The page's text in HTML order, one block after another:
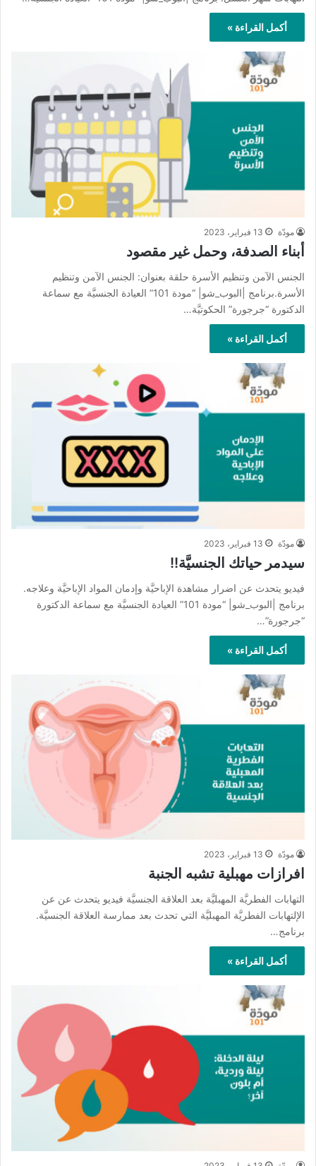
أكمل القراءة »
مودّة 13 فبراير، 2023
أبناء الصدفة، وحمل غير مقصود
الجنس الآمن وتنظيم الأسرة حلقة بعنوان: الجنس الآمن وتنظيم
الأسرة.برنامج |البوب_شو| “مودة 101” العيادة الجنسيَّة مع سماعة
الدكتورة “جرجورة” الحكوتيَّة…
أكمل القراءة »
مودّة 13 فبراير، 2023
سيدمر حياتك الجنسيَّة!!
فيديو يتحدث عن اضرار مشاهدة الإباحيَّة وإدمان المواد الإباحيَّة وعلاجه.
برنامج |البوب_شو| “مودة 101” العيادة الجنسيَّة مع سماعة الدكتورة
“جرجورة”…
أكمل القراءة »
مودّة 13 فبراير، 2023
افرازات مهبلية تشبه الجنبة
التهابات الفطريَّة المهبليَّة بعد العلاقة الجنسيَّة فيديو يتحدث عن عن
الإلتهابات الفطريَّة المهبليَّة التي تحدث بعد ممارسة العلاقة الجنسيَّة.
برنامج…
أكمل القراءة »